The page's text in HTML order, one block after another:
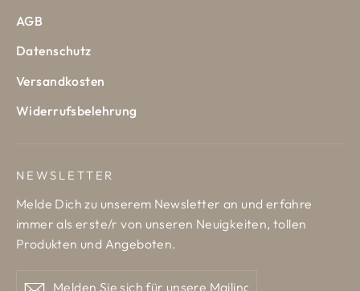
AGB
Datenschutz
Versandkosten
Widerrufsbelehrung
NEWSLETTER
Melde Dich zu unserem Newsletter an und erfahre
immer als erste/r von unseren Neuigkeiten, tollen
Produkten und Angeboten.
Abonnieren